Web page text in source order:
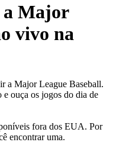
a Major
vivo na
a Major League Baseball.
ouça os jogos do dia de
fora dos EUA. Por
encontrar uma.